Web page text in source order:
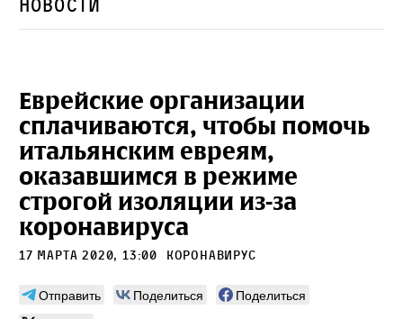
Новости
Еврейские организации
сплачиваются, чтобы помочь
итальянским евреям,
оказавшимся в режиме
строгой изоляции из-за
коронавируса
17 марта 2020, 13:00 коронавирус
Отправить Поделиться
Поделиться